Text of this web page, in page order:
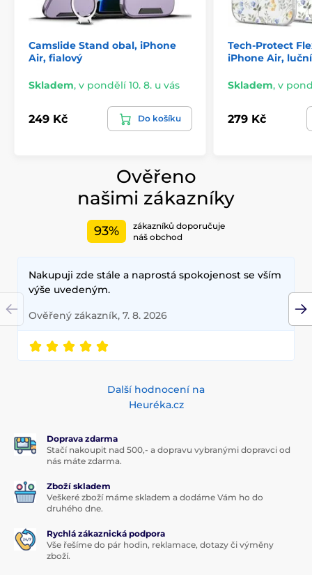
sundává, a přitom poskytuje vysokou odolnost proti
opotřebení.
Podporované technologie
bezdrátovým nabíjením, takže nemusíte sundávat
Ideální pro ty, kteří vedou aktivní životní styl.
Camslide Stand obal, iPhone
Air, fialový
Skladem, v pondělí 10. 8. u vás
249 Kč Do košíku
Tech-Protect
iPhone Air,
Skladem, v
279 Kč
Ověřeno
našimi zákazníky
93%
zákazníků doporučuje
náš obchod
Nakupuji zde stále a naprostá spokojenost se vším
výše uvedeným.
Ověřený zákazník, 7. 8. 2026
Další hodnocení na
Heuréka.cz
Doprava zdarma
Stačí nakoupit nad 500,- a dopravu vybranými dopravci od
nás máte zdarma.
Zboží skladem
Veškeré zboží máme skladem a dodáme Vám ho do
druhého dne.
Rychlá zákaznická podpora
Vše řešíme do pár hodin, reklamace, dotazy či výměny
zboží.